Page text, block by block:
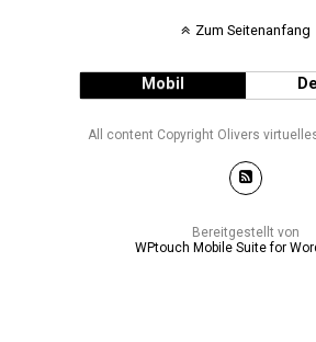
Zum Seitenanfang
Mobil
All content Copyright Olivers
Bereitgestellt von
WPtouch Mobile Suite for